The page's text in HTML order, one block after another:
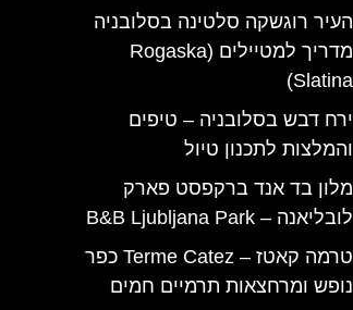
העיר רוגשקה סלטינה בסלובניה
מדריך למטיילים (Rogaska
Slatina)
ירח דבש בסלובניה – טיפים
והמלצות לתכנון טיול
מלון בד אנד ברקפסט פארק
לובליאנה – B&B Ljubljana Park
טרמה קאטז – Terme Catez כפר
נופש ומרחצאות תרמיים חמים